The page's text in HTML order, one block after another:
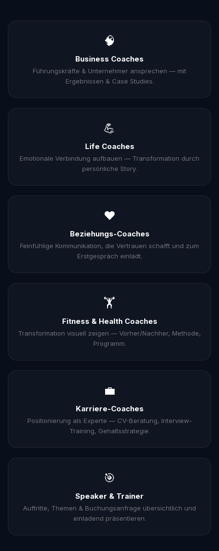
🧠
Business Coaches
Führungskräfte & Unternehmer ansprechen — mit
Ergebnissen & Case Studies.
💪
Life Coaches
Emotionale Verbindung aufbauen — Transformation durch
persönliche Story.
❤️
Beziehungs-Coaches
Feinfühlige Kommunikation, die Vertrauen schafft und zum
Erstgespräch einlädt.
🏋️
Fitness & Health Coaches
Transformation visuell zeigen — Vorher/Nachher, Methode,
Programm.
💼
Karriere-Coaches
Positionierung als Experte — CV-Beratung, Interview-
Training, Gehaltsstrategie.
🎯
Speaker & Trainer
Auftritte, Themen & Buchungsanfrage übersichtlich und
einladend präsentieren.